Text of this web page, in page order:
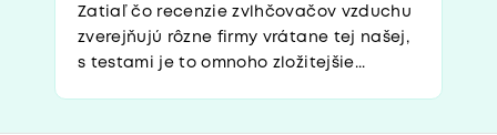
Zatiaľ čo recenzie zvlhčovačov vzduchu
zverejňujú rôzne firmy vrátane tej našej,
s testami je to omnoho zložitejšie...